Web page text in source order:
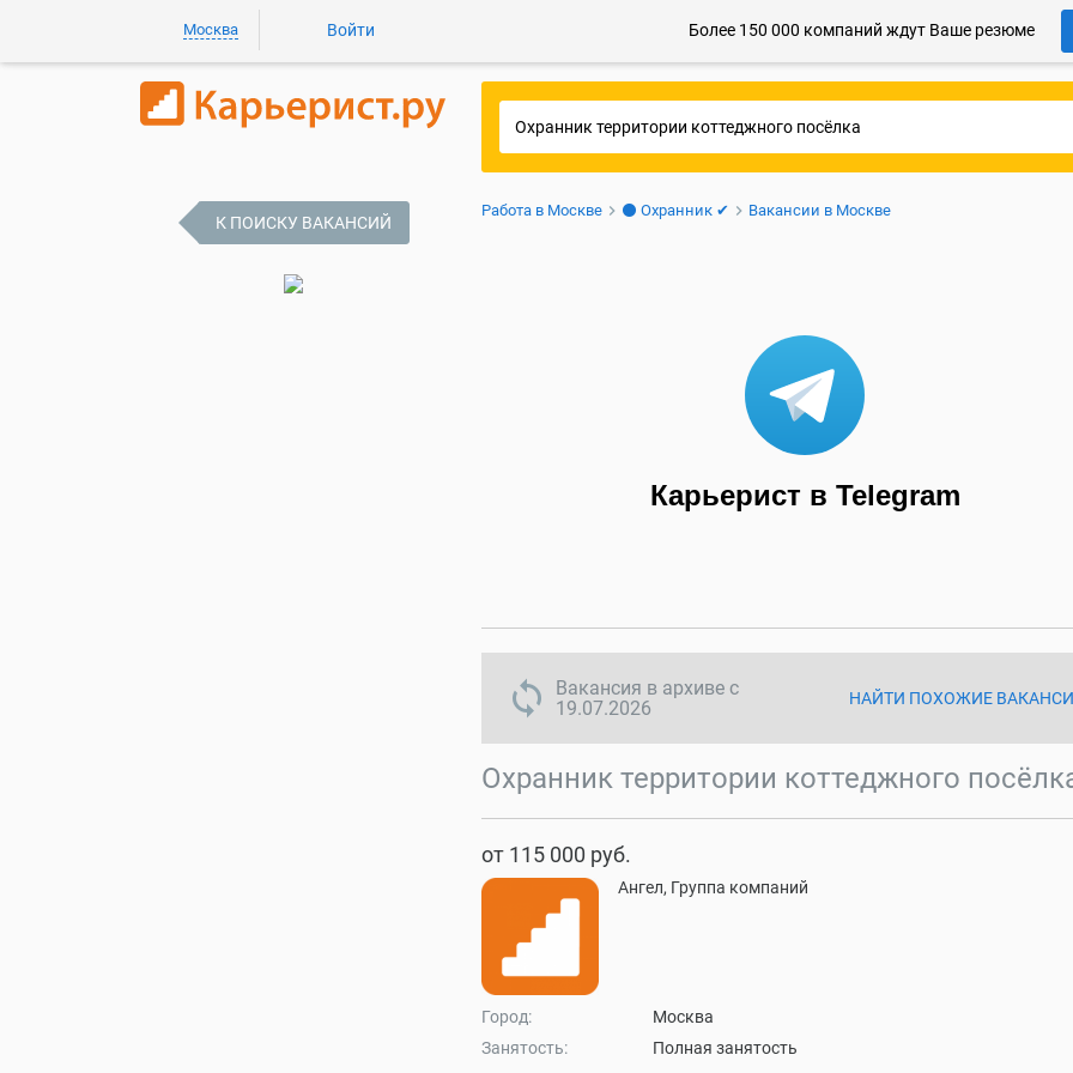
Москва Войти Более 150 000 компаний ждут Ваше резюме
Работа в Москве ⚫ Охранник ✔ Вакансии в Москве
Карьерист в Telegram
sync disabled
Вакансия в архиве с
19.07.2026
НАЙТИ ПОХОЖИЕ
Охранник территории коттеджного
от 115 000 руб.
Ангел, Группа компаний
Город:
Москва
Занятость:
Полная занятость
К ПОИСКУ ВАКАНСИЙ